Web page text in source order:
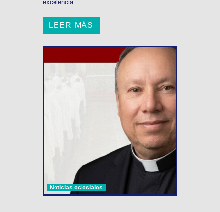
excelencia ...
LEER MÁS
Noticias eclesiales